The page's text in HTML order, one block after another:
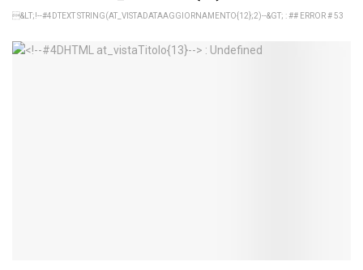
&LT;!--#4DTEXT STRING(AT_VISTADATAAGGIORNAMENTO{12};2)--&GT; : ## ERROR # 53